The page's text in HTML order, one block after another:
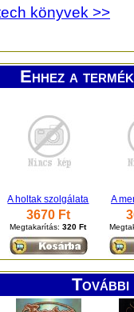
könyvek >>
Ehhez a
A holtak szolgálata A
3670 Ft
Megtakarítás:320 Ft